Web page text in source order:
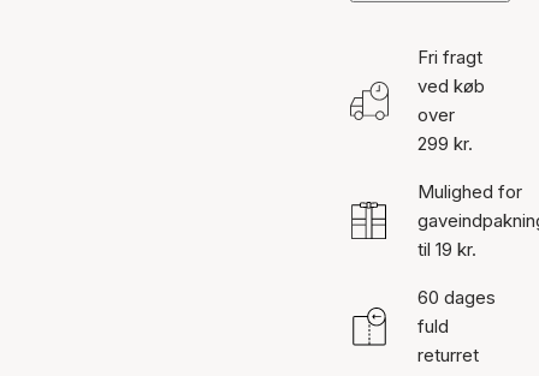
Fri fragt
ved køb
over
299 kr.
Mulighed for
til 19 kr.
60 dages
fuld
returret